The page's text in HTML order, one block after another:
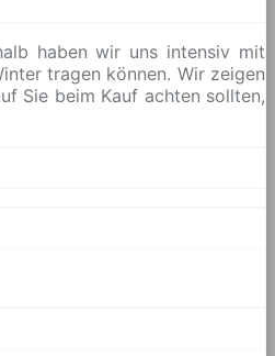
haben wir uns intensiv mit
tragen können. Wir zeigen
Sie beim Kauf achten sollten,